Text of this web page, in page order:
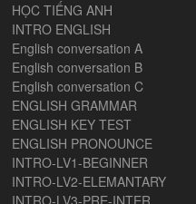
HỌC TIẾNG ANH
INTRO ENGLISH
English conversation A
English conversation B
English conversation C
ENGLISH GRAMMAR
ENGLISH KEY TEST
ENGLISH PRONOUNCE
INTRO-LV1-BEGINNER
INTRO-LV2-ELEMANTARY